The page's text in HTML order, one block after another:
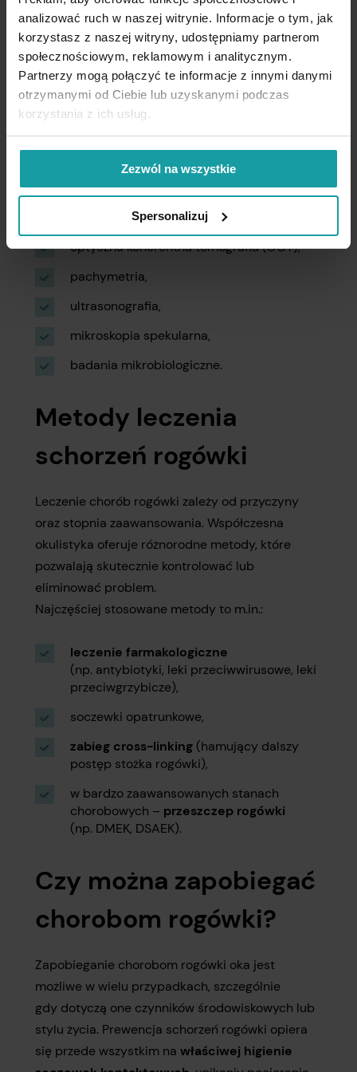
analizować ruch w naszej witrynie. Informacje o tym, jak
korzystasz z naszej witryny, udostępniamy partnerom
społecznościowym, reklamowym i analitycznym.
Partnerzy mogą połączyć te informacje z innymi danymi
otrzymanymi od Ciebie lub uzyskanymi podczas
korzystania z ich usług.
Zezwól na wszystkie
Spersonalizuj
wykonać?
Rozpoznanie chorób rogówki oka opiera się
na dokładnym badaniu okulistycznym
oraz specjalistycznych testach oceniających jej
Najczęściej stosowane metody diagnostyczne
topografia rogówki,
optyczna koherentna tomografia (OCT),
pachymetria,
ultrasonografia,
mikroskopia spekularna,
badania mikrobiologiczne.
Metody leczenia
schorzeń rogówki
Leczenie chorób rogówki zależy od przyczyny
oraz stopnia zaawansowania. Współczesna
okulistyka oferuje różnorodne metody, które
pozwalają skutecznie kontrolować lub
eliminować problem.
Najczęściej stosowane metody to m.in.:
leczenie farmakologiczne
(np. antybiotyki, leki przeciwwirusowe, leki
przeciwgrzybicze),
soczewki opatrunkowe,
zabieg cross-linking (hamujący dalszy
postęp stożka rogówki),
w bardzo zaawansowanych stanach
chorobowych – przeszczep rogówki
(np. DMEK, DSAEK).
Czy można zapobiegać
chorobom rogówki?
Zapobieganie chorobom rogówki oka jest
możliwe w wielu przypadkach, szczególnie
gdy dotyczą one czynników środowiskowych lub
stylu życia. Prewencja schorzeń rogówki opiera
się przede wszystkim na właściwej higienie